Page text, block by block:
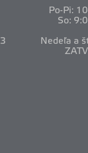
Po-Pi: 10
So:
Nedeľa a